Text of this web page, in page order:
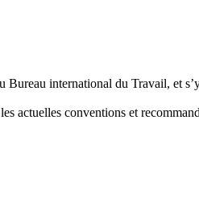
international du Travail, et
actuelles conventions et